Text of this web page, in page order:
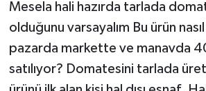
Mesela hali hazırda tarlada
olduğunu varsayalım Bu ürün
pazarda markette ve manavda
satılıyor? Domatesini tarlada